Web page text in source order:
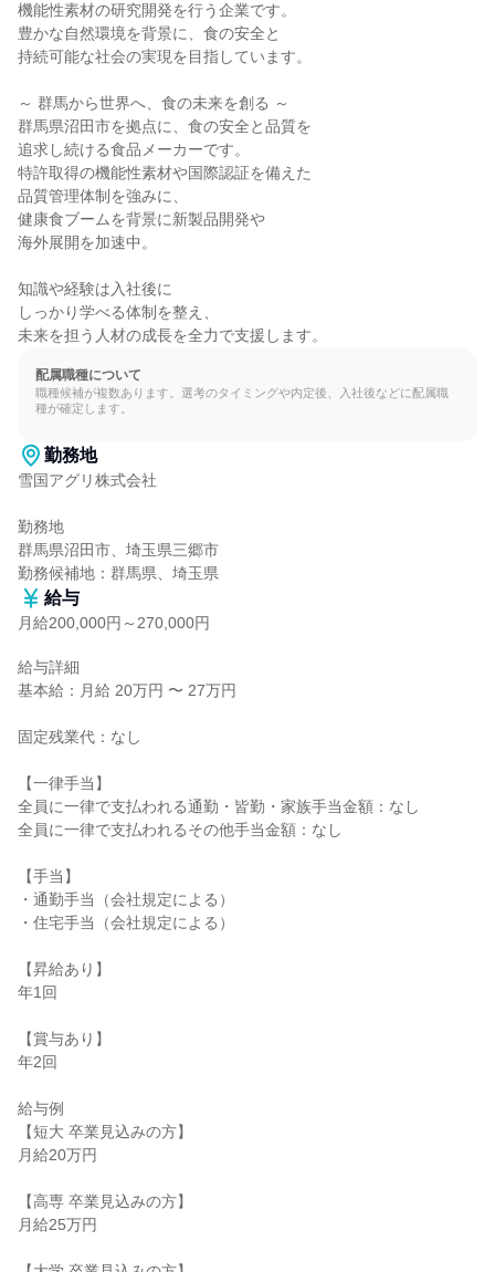
機能性素材の研究開発を行う企業です。
豊かな自然環境を背景に、食の安全と
持続可能な社会の実現を目指しています。
～ 群馬から世界へ、食の未来を創る ～
群馬県沼田市を拠点に、食の安全と品質を
追求し続ける食品メーカーです。
特許取得の機能性素材や国際認証を備えた
品質管理体制を強みに、
健康食ブームを背景に新製品開発や
海外展開を加速中。
知識や経験は入社後に
しっかり学べる体制を整え、
未来を担う人材の成長を全力で支援します。
配属職種について
職種候補が複数あります。選考のタイミングや内定後、入社後などに配属職
種が確定します。
勤務地
雪国アグリ株式会社
勤務地
群馬県沼田市、埼玉県三郷市
勤務候補地：群馬県、埼玉県
給与
月給200,000円～270,000円
給与詳細
基本給：月給 20万円 〜 27万円
固定残業代：なし
【一律手当】
全員に一律で支払われる通勤・皆勤・家族手当金額：なし
全員に一律で支払われるその他手当金額：なし
【手当】
・通勤手当（会社規定による）
・住宅手当（会社規定による）
【昇給あり】
年1回
【賞与あり】
年2回
給与例
【短大 卒業見込みの方】
月給20万円
【高専 卒業見込みの方】
月給25万円